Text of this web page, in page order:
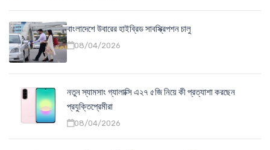
বাংলাদেশে উবারের হাইব্রিড সাবস্ক্রিপশন চালু
08/04/2026
নতুন স্যামসাং গ্যালাক্সি এ২৭ ৫জি নিয়ে কী প্রত্যাশা করছেন
প্রযুক্তিপ্রেমীরা
08/04/2026